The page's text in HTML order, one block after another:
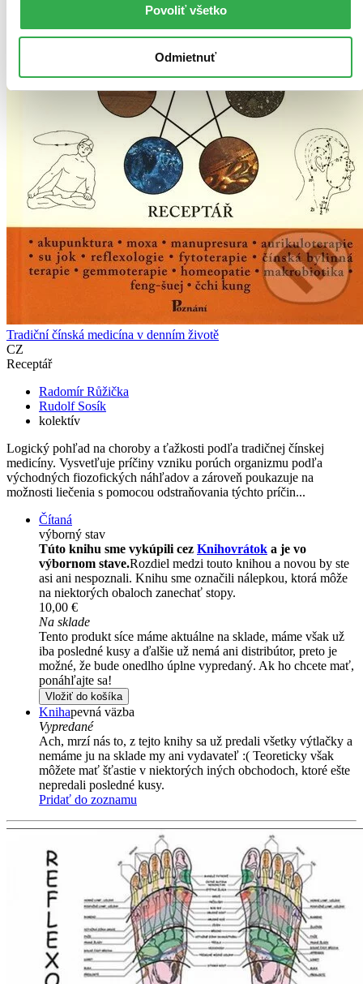
Povoliť všetko
Odmietnuť
Tradiční čínská medicína v denním životě
CZ
Receptář
Radomír Růžička
Rudolf Sosík
kolektív
Logický pohľad na choroby a ťažkosti podľa tradičnej čínskej
medicíny. Vysvetľuje príčiny vzniku porúch organizmu podľa
východných fiozofických náhľadov a zároveň poukazuje na
možnosti liečenia s pomocou odstraňovania týchto príčin...
Čítaná
výborný stav
Túto knihu sme vykúpili cez Knihovrátok a je vo
výbornom stave.Rozdiel medzi touto knihou a novou by ste
asi ani nespoznali. Knihu sme označili nálepkou, ktorá môže
na niektorých obaloch zanechať stopy.
10,00 €
Na sklade
Tento produkt síce máme aktuálne na sklade, máme však už
iba posledné kusy a ďalšie už nemá ani distribútor, preto je
možné, že bude onedlho úplne vypredaný. Ak ho chcete mať,
ponáhľajte sa!
Vložiť do košíka
Knihapevná väzba
Vypredané
Ach, mrzí nás to, z tejto knihy sa už predali všetky výtlačky a
nemáme ju na sklade my ani vydavateľ :( Teoreticky však
môžete mať šťastie v niektorých iných obchodoch, ktoré ešte
nepredali posledné kusy.
Pridať do zoznamu